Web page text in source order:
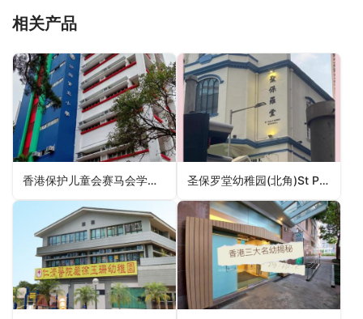
相关产品
香港保护儿童会赛马会学心幼儿学校HKSPC the Jockey Club Hok Sam Nursery School（沙田区幼稚园） 圣保罗堂幼稚园(北角)St Paul’s Church Kindergarten (North Point)（幼稚园）